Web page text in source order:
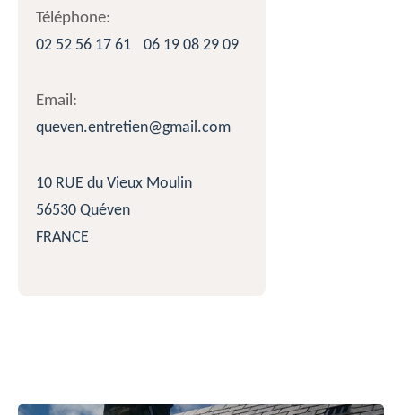
Téléphone:
02 52 56 17 61
06 19 08 29 09
Email:
queven.entretien@gmail.com
10 RUE du Vieux Moulin
56530 Quéven
FRANCE